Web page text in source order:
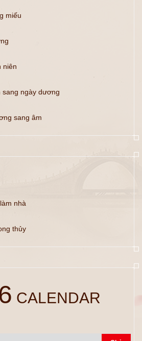
miếu
niên
sang ngày dương
sang âm
nhà
thủy
CALENDAR